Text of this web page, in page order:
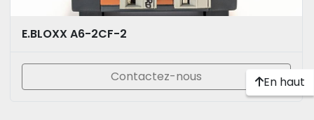
E.BLOXX A6-2CF-2
Contactez-nous En haut